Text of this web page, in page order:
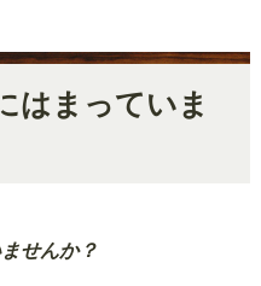
はまっていま
せんか？